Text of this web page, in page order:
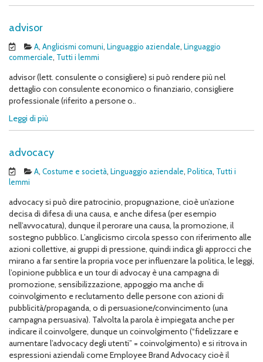
advisor
A, Anglicismi comuni, Linguaggio aziendale, Linguaggio
commerciale, Tutti i lemmi
advisor (lett. consulente o consigliere) si può rendere più nel
dettaglio con consulente economico o finanziario, consigliere
professionale (riferito a persone o..
Leggi di più
advocacy
A, Costume e società, Linguaggio aziendale, Politica, Tutti i
lemmi
advocacy si può dire patrocinio, propugnazione, cioè un’azione
decisa di difesa di una causa, e anche difesa (per esempio
nell’avvocatura), dunque il perorare una causa, la promozione, il
sostegno pubblico. L’anglicismo circola spesso con riferimento alle
azioni collettive, ai gruppi di pressione, quindi indica gli approcci che
mirano a far sentire la propria voce per influenzare la politica, le leggi,
l’opinione pubblica e un tour di advocay è una campagna di
promozione, sensibilizzazione, appoggio ma anche di
coinvolgimento e reclutamento delle persone con azioni di
pubblicità/propaganda, o di persuasione/convincimento (una
campagna persuasiva). Talvolta la parola è impiegata anche per
indicare il coinvolgere, dunque un coinvolgimento (“fidelizzare e
aumentare l’advocacy degli utenti” = coinvolgimento) e si ritrova in
espressioni aziendali come Employee Brand Advocacy cioè il